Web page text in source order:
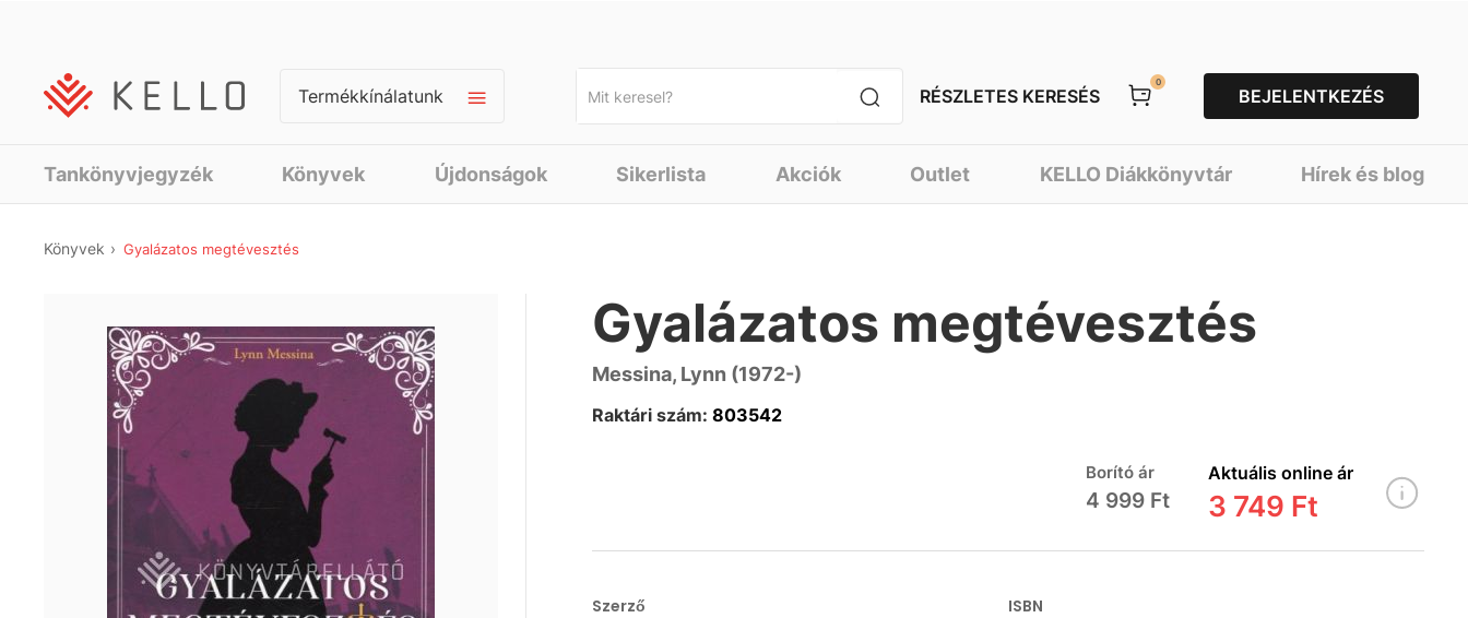
Termékkínálatunk RÉSZLETES KERESÉS
0
BEJELENTKEZÉS
Tankönyvjegyzék Könyvek Újdonságok Sikerlista Akciók Outlet KELLO Diákkönyvtár Hírek és blog
Könyvek Gyalázatos megtévesztés
Gyalázatos megtévesztés
Messina, Lynn (1972-)
Raktári szám: 803542
Borító ár
4 999 Ft
Aktuális online ár
3 749 Ft
Szerző ISBN